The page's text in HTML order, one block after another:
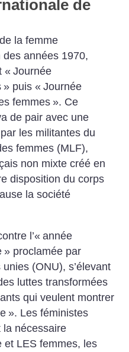
de
la femme
des années 1970,
« Journée
» puis « Journée
femmes ». Ce
de pair avec une
les militantes du
femmes (MLF),
non mixte créé en
disposition du corps
la société
l’« année
» proclamée par
(ONU), s’élevant
luttes transformées
qui veulent montrer
». Les féministes
la nécessaire
et LES femmes, les